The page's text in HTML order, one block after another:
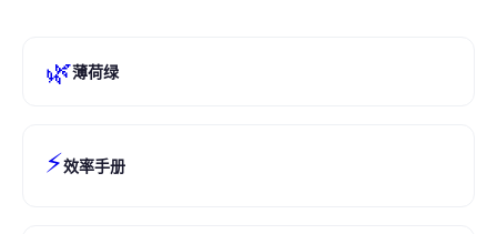
🌿薄荷绿
⚡效率手册